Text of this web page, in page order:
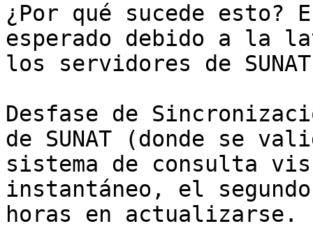
¿Por qué sucede esto?
esperado debido a la
los servidores de
Desfase de
de SUNAT (donde se
sistema de consulta
instantáneo, el
horas en actualizarse.